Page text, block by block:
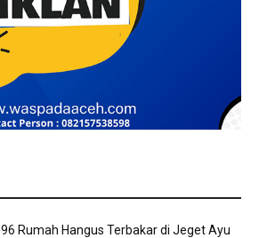
96 Rumah Hangus Terbakar di Jeget Ayu